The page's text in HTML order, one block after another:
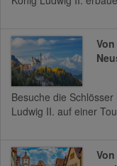
Besuche die
Ludwig II. auf einer